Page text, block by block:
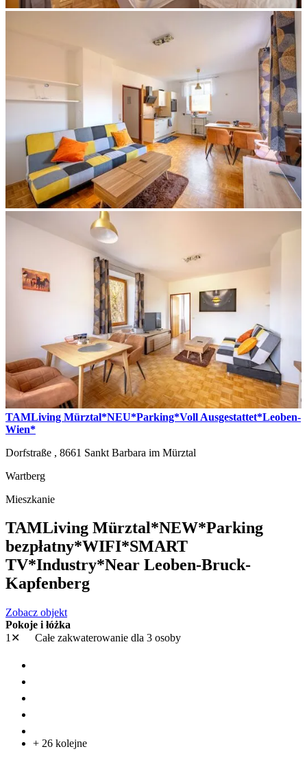
TAMLiving Mürztal*NEU*Parking*Voll Ausgestattet*Leoben-
Wien*
Dorfstraße , 8661 Sankt Barbara im Mürztal
Wartberg
Mieszkanie
TAMLiving Mürztal*NEW*Parking
bezpłatny*WIFI*SMART
TV*Industry*Near Leoben-Bruck-
Kapfenberg
Zobacz objekt
Pokoje i łóżka
1✕
Całe zakwaterowanie dla 3 osoby
+ 26 kolejne